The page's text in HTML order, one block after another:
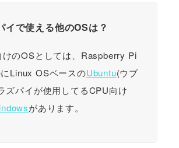
イで使える他のOSは？
けのOSとしては、Raspberry Pi
Linux OSベースのUbuntu(ウブ
ズパイが使用してるCPU向け
があります。